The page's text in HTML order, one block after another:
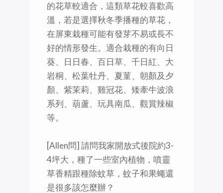
的花草較適合，這類草花較喜歡高
溫，若是選擇秋冬季播種的草花，
在屏東栽種可能有發芽不易或長不
好的情形發生。適合栽種的有向日
葵、日日春、百日草、千日紅、大
岩桐、松葉牡丹、夏菫、朝顏及夕
顏、紫茉莉、雞冠花、矮牽牛波浪
系列、葫蘆、玩具南瓜、觀賞辣椒
等。
[Allen問] 請問我家開放式後院約3-
4坪大，種了一些室內植物，噴靈
草香精跟種除蚊草，蚊子和果蠅還
是很多該怎麼辦？